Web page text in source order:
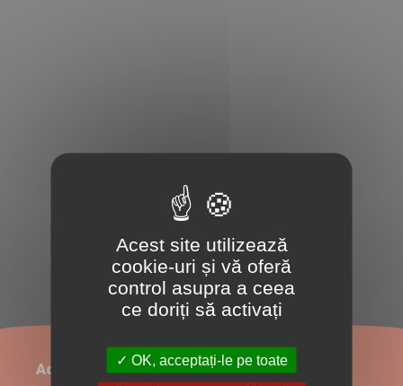
Administrare restaurant
Acest site utilizează
cookie-uri și vă oferă
control asupra a ceea
ce doriți să activați
OK, acceptați-le pe toate